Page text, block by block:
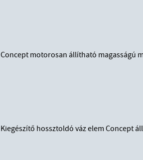
Concept motorosan állítható magasságú
Kiegészítő hossztoldó váz elem Concept